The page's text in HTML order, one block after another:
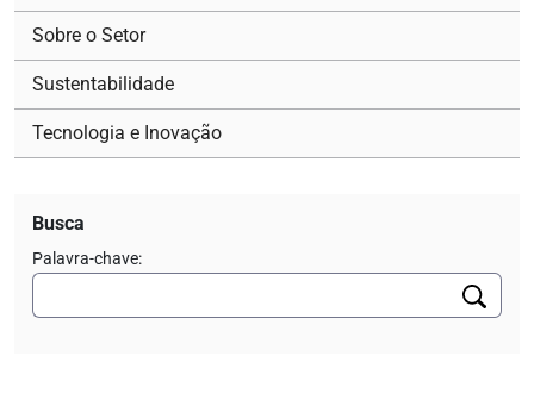
Sobre o Setor
Sustentabilidade
Tecnologia e Inovação
Busca
Palavra-chave: